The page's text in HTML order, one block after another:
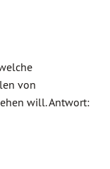
von
will. Antwort: